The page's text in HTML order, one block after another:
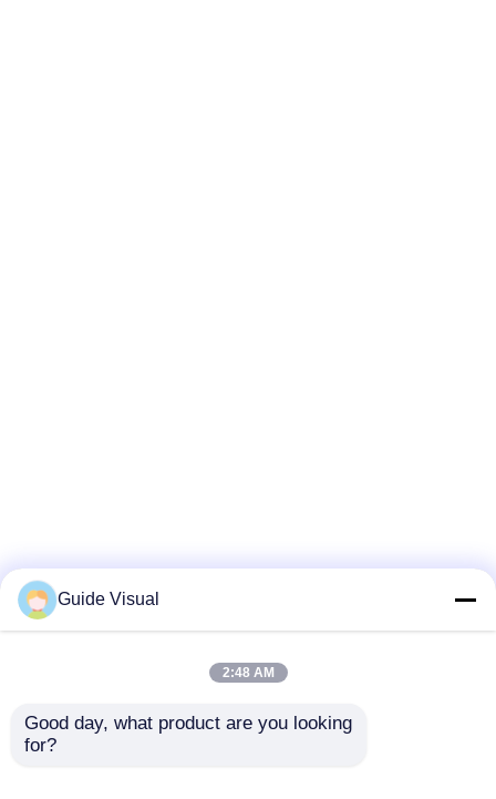
Guide Visual
2:48 AM
Good day, what product are you looking
for?